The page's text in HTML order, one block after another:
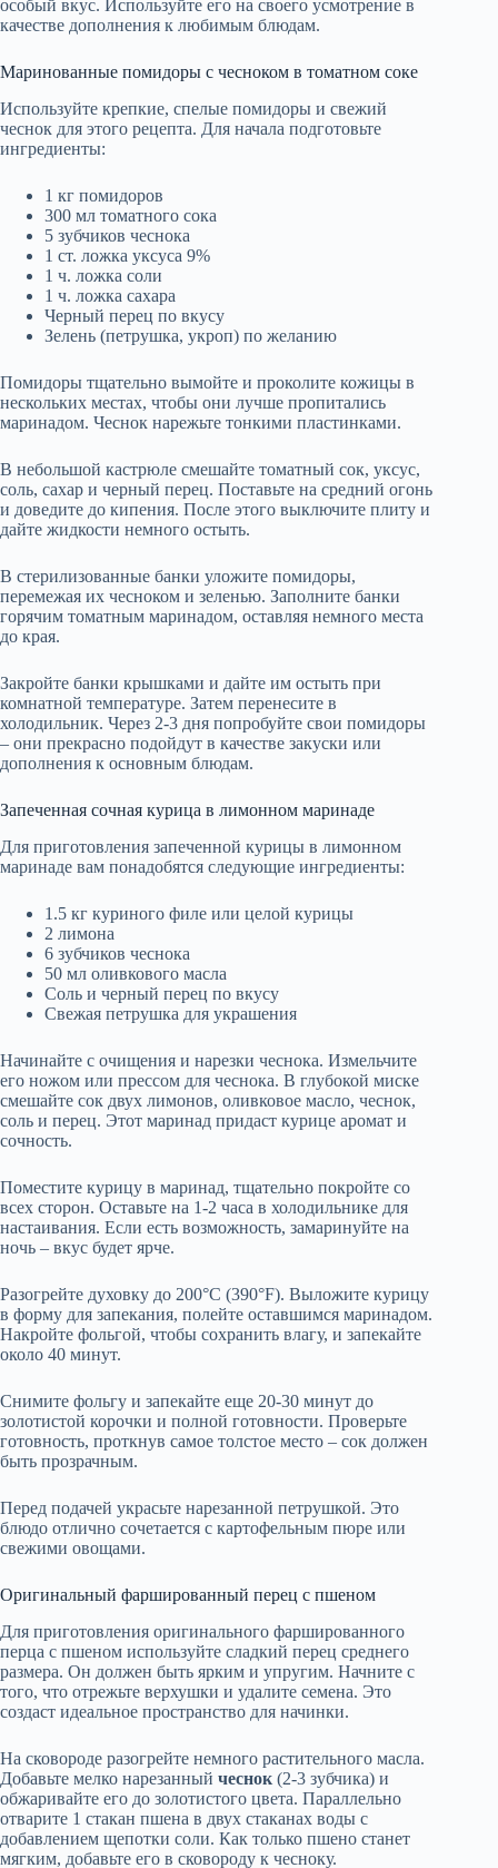
особый вкус. Используйте его на своего усмотрение в
качестве дополнения к любимым блюдам.
Маринованные помидоры с чесноком в томатном соке
Используйте крепкие, спелые помидоры и свежий
чеснок для этого рецепта. Для начала подготовьте
ингредиенты:
1 кг помидоров
300 мл томатного сока
5 зубчиков чеснока
1 ст. ложка уксуса 9%
1 ч. ложка соли
1 ч. ложка сахара
Черный перец по вкусу
Зелень (петрушка, укроп) по желанию
Помидоры тщательно вымойте и проколите кожицы в
нескольких местах, чтобы они лучше пропитались
маринадом. Чеснок нарежьте тонкими пластинками.
В небольшой кастрюле смешайте томатный сок, уксус,
соль, сахар и черный перец. Поставьте на средний огонь
и доведите до кипения. После этого выключите плиту и
дайте жидкости немного остыть.
В стерилизованные банки уложите помидоры,
перемежая их чесноком и зеленью. Заполните банки
горячим томатным маринадом, оставляя немного места
до края.
Закройте банки крышками и дайте им остыть при
комнатной температуре. Затем перенесите в
холодильник. Через 2-3 дня попробуйте свои помидоры
– они прекрасно подойдут в качестве закуски или
дополнения к основным блюдам.
Запеченная сочная курица в лимонном маринаде
Для приготовления запеченной курицы в лимонном
маринаде вам понадобятся следующие ингредиенты:
1.5 кг куриного филе или целой курицы
2 лимона
6 зубчиков чеснока
50 мл оливкового масла
Соль и черный перец по вкусу
Свежая петрушка для украшения
Начинайте с очищения и нарезки чеснока. Измельчите
его ножом или прессом для чеснока. В глубокой миске
смешайте сок двух лимонов, оливковое масло, чеснок,
соль и перец. Этот маринад придаст курице аромат и
сочность.
Поместите курицу в маринад, тщательно покройте со
всех сторон. Оставьте на 1-2 часа в холодильнике для
настаивания. Если есть возможность, замаринуйте на
ночь – вкус будет ярче.
Разогрейте духовку до 200°C (390°F). Выложите курицу
в форму для запекания, полейте оставшимся маринадом.
Накройте фольгой, чтобы сохранить влагу, и запекайте
около 40 минут.
Снимите фольгу и запекайте еще 20-30 минут до
золотистой корочки и полной готовности. Проверьте
готовность, проткнув самое толстое место – сок должен
быть прозрачным.
Перед подачей украсьте нарезанной петрушкой. Это
блюдо отлично сочетается с картофельным пюре или
свежими овощами.
Оригинальный фаршированный перец с пшеном
Для приготовления оригинального фаршированного
перца с пшеном используйте сладкий перец среднего
размера. Он должен быть ярким и упругим. Начните с
того, что отрежьте верхушки и удалите семена. Это
создаст идеальное пространство для начинки.
На сковороде разогрейте немного растительного масла.
Добавьте мелко нарезанный чеснок (2-3 зубчика) и
обжаривайте его до золотистого цвета. Параллельно
отварите 1 стакан пшена в двух стаканах воды с
добавлением щепотки соли. Как только пшено станет
мягким, добавьте его в сковороду к чесноку.